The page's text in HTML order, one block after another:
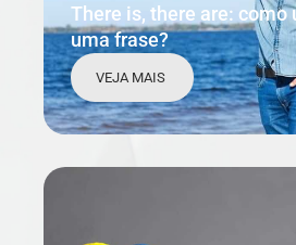
There is, there are: como
uma frase?
VEJA MAIS